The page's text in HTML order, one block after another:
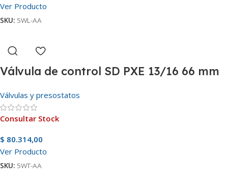
Ver Producto
SKU: 5WL-AA
Válvula de control SD PXE 13/16 66 mm
Válvulas y presostatos
Consultar Stock
$ 80.314,00
Ver Producto
SKU: 5WT-AA